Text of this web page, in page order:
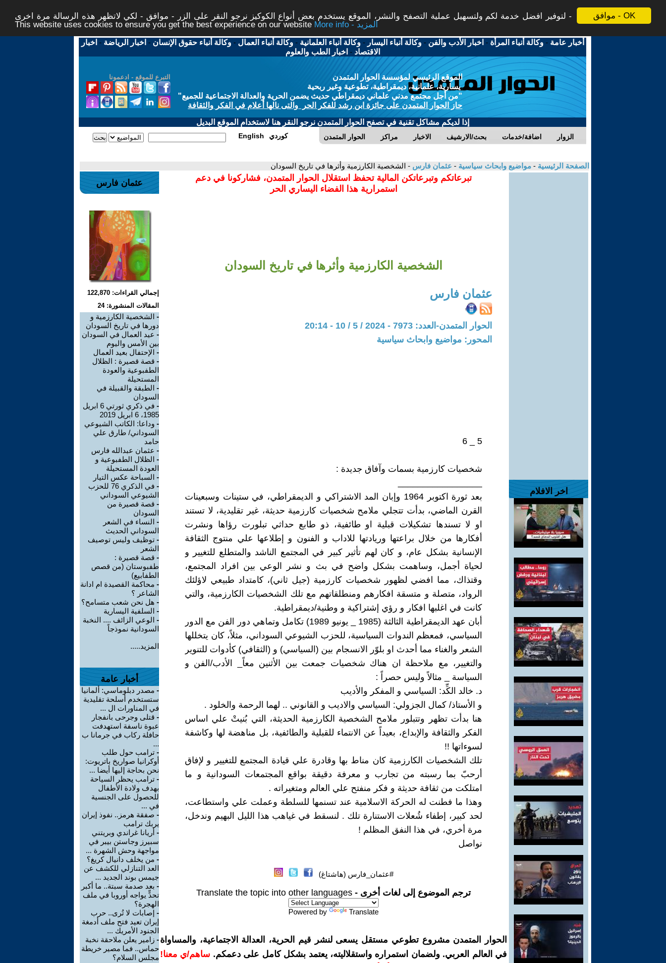
موافق - OK
لتوفير افضل خدمة لكم ولتسهيل عملية التصفح والنشر، الموقع يستخدم بعض أنواع الكوكيز نرجو النقر على الزر - موافق - لكي لاتظهر هذه الرسالة مرة اخرى -
This website uses cookies to ensure you get the best experience on our website
More info - المزيد
أخبار عامة -وكالة أنباء المرأة - اخبار الأدب والفن -وكالة أنباء اليسار -وكالة أنباء العلمانية -وكالة أنباء العمال -وكالة أنباء حقوق الإنسان - اخبار الرياضة - اخبار
الاقتصاد - اخبار الطب والعلوم
التبرع للموقع - ادعمونا
الموقع الرئيسي لمؤسسة الحوار المتمدن
يسارية، علمانية، ديمقراطية، تطوعية وغير ربحية
"من أجل مجتمع مدني علماني ديمقراطي حديث يضمن الحرية والعدالة الاجتماعية للجميع"
حاز الحوار المتمدن على جائزة ابن رشد للفكر الحر والتى نالها أعلام في الفكر والثقافة
إذا لديكم مشاكل تقنية في تصفح الحوار المتمدن نرجو النقر هنا لاستخدام الموقع البديل
الحوار المتمدن مراكز الاخبار بحث/الارشيف اضافة/خدمات الزوار English كوردي
الصفحة الرئيسية - مواضيع وابحاث سياسية - عثمان فارس - الشخصية الكارزمية وأثرها في تاريخ السودان
اخر الافلام
تبرعاتكم وتبرعاتكن المالية تحفظ استقلال الحوار المتمدن، فشاركونا في دعم
استمرارية هذا الفضاء اليساري الحر
الشخصية الكارزمية وأثرها في تاريخ السودان
عثمان فارس
الحوار المتمدن-العدد: 7973 - 2024 / 5 / 10 - 20:14
المحور: مواضيع وابحاث سياسية
5 _ 6
شخصيات كارزمية بسمات وآفاق جديدة :
بعد ثورة اكتوبر 1964 وإبان المد الاشتراكي و الديمقراطي، في ستينات وسبعينات
القرن الماضي، بدأت تتجلي ملامح شخصيات كارزمية حديثة، غير تقليدية، لا تستند
او لا تسندها تشكيلات قبلية او طائفية، ذو طابع حداثي تبلورت رؤاها ونشرت
أفكارها من خلال براعتها وريادتها للاداب و الفنون و إطلاعها علي منتوج الثقافة
الإنسانية بشكل عام، و كان لهم تأثير كبير في المجتمع الناشد والمتطلع للتغيير و
لحياة أجمل، وساهمت بشكل واضح في بث و نشر الوعي بين افراد المجتمع،
وقتذاك، مما افضي لظهور شخصيات كارزمية (جيل ثاني)، كامتداد طبيعي لاؤلئك
الرواد، متصلة و متسقة افكارهم ومنطلقاتهم مع تلك الشخصيات الكارزمية، والتي
كانت في اغلبها افكار و رؤي إشتراكية و وطنية/ديمقراطية.
أبان عهد الديمقراطية الثالثة (1985 _ يونيو 1989) تكامل وتماهي دور الفن مع الدور
السياسي، فمعظم الندوات السياسية، للحزب الشيوعي السوداني، مثلاً، كان يتخللها
الشعر والغناء مما أحدث او بلوّر الانسجام بين (السياسي) و (الثقافي) كأدوات للتنوير
والتغيير، مع ملاحظة ان هناك شخصيات جمعت بين الأثنين معاً_ الأدب/الفن و
السياسة _ مثالاً وليس حصراً :
د. خالد الكِّد: السياسي و المفكر والأديب
و الأستاذ/ كمال الجزولي: السياسي والاديب و القانوني .. لهما الرحمة والخلود .
هنا بدأت تظهر وتتبلور ملامح الشخصية الكارزمية الحديثة، التي بُنيتْ علي اساس
الفكر والثقافة والإبداع، بعيداً عن الانتماء للقبلية والطائفية، بل مناهضة لها وكاشفة
لسوءاتها !!
تلك الشخصيات الكارزمية كان مناط بها وقادرة علي قيادة المجتمع للتغيير و لإفاق
أرحبّ بما رسبته من تجارب و معرفة دقيقة بواقع المجتمعات السودانية و ما
امتلكت من ثقافة حديثة و فكر منفتح علي العالم ومتغيراته .
وهذا ما فطنت له الحركة الاسلامية عند تسنمها للسلطة وعملت علي واستطاعت،
لحد كبير، إطفاء شُعلات الاستنارة تلك . لنسقط في غياهب هذا الليل البهيم وندخل،
مرة أخري، في هذا النفق المظلم !
نواصل
#عثمان_فارس (هاشتاغ)
ترجم الموضوع إلى لغات أخرى - Translate the topic into other languages
Powered by Translate
الحوار المتمدن مشروع تطوعي مستقل يسعى لنشر قيم الحرية، العدالة الاجتماعية، والمساواة
في العالم العربي. ولضمان استمراره واستقلاليته، يعتمد بشكل كامل على دعمكم. ساهم/ي معنا!
عثمان فارس
إجمالي القراءات: 122,870
المقالات المنشورة: 24
- الشخصية الكارزمية و
دورها في تاريخ السودان
- عيد العمال في السودان
بين الأمس واليوم
- الإحتفال بعيد العمال
- قصة قصيرة : الظلال
الطفبوعية والعودة
المستحيلة
- الطبقة والقبيلة في
السودان
-
في ذكري ثورتي 6 ابريل
1985، 6 ابريل 2019
- وداعا: الكاتب الشيوعي
السوداني/ طارق علي
حامد
- عثمان عبدالله فارس
- الظلال الطفبوعية و
العودة المستحيلة
- السباحة عكس التيار
-
في الذكري 76 للحزب
الشيوعي السوداني
- قصة قصيرة من
السودان
- النساء في الشعر
السوداني الحديث
- توظيف وليس توصيف
الشعر
- قصة قصيرة :
طفبوستان (من قصص
الطفابيع)
- محاكمة القصيدة ام ادانة
الشاعر ؟
- هل نحن شعب متسامح؟
- السلفية اليسارية
- الوعي الزائف .... النخبة
السودانية نموذجاً
المزيد.....
أخبار عامة
- مصدر دبلوماسي: ألمانيا
ستستخدم أسلحة تقليدية
في المناورات ال ...
- قتلى وجرحى بانفجار
عبوة ناسفة استهدفت
حافلة ركاب في جرمانا ب
...
- ترامب حول طلب
أوكرانيا صواريخ باتريوت:
نحن بحاجة إليها أيضا ...
- ترامب يحظر السياحة
بهدف ولادة الأطفال
للحصول على الجنسية
في ...
- صفقة هرمز.. نفوذ إيران
يربك ترامب
- أريانا غراندي وبريتني
سبيرز وجاستن بيبر في
مواجهة وحش الشهرة ...
- من يخلف دانيال كريغ؟
العد التنازلي للكشف عن
جيمس بوند الجديد ...
- بعد صدمة سبتة.. ما أكبر
تحدٍّ يواجه أوروبا في ملف
الهجرة؟
- إصابات لا تُرى.. حرب
إيران تعيد فتح ملف أدمغة
الجنود الأمريك ...
- زامير يعلن ملاحقة نخبة
حماس.. فما مصير خريطة
مجلس السلام؟